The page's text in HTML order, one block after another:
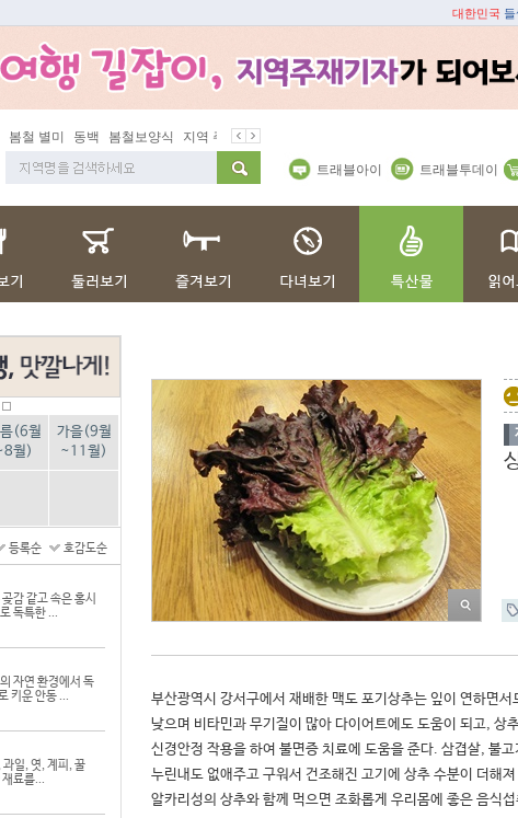
대한민국 들
철 별미 동백 봄철보양식 지역 주재기자 쇼 미 더 트래블아이
트래블아이 트래블투데이
(6월
월)
가을(9월
~11월)
등록순 호감도순
감 같고 속은 홍시
독특한 ...
자연 환경에서 독
키운 안동 ...
일, 엿, 계피, 꿀
재료를...
부산광역시 강서구에서 재배한 맥도 포기상추는 잎이 연하면
낮으며 비타민과 무기질이 많아 다이어트에도 도움이 되고, 상
신경안정 작용을 하여 불면증 치료에 도움을 준다. 삼겹살, 불
누린내도 없애주고 구워서 건조해진 고기에 상추 수분이 더해